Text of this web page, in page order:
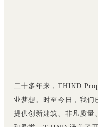
二十多年来，THIND
业梦想。时至今日，我们
提供创新建筑、非凡质量